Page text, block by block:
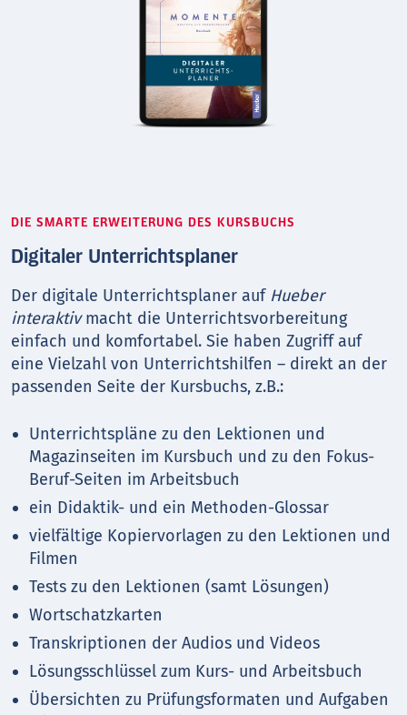
DIE SMARTE ERWEITERUNG DES KURSBUCHS
Digitaler Unterrichtsplaner
Der digitale Unterrichtsplaner auf Hueber
interaktivmacht die Unterrichtsvorbereitung
einfach und komfortabel. Sie haben Zugriff auf
eine Vielzahl von Unterrichtshilfen – direkt an der
passenden Seite der Kursbuchs, z.B.:
Unterrichtspläne zu den Lektionen und
Magazinseiten im Kursbuch und zu den Fokus-
Beruf-Seiten im Arbeitsbuch
ein Didaktik- und ein Methoden-Glossar
vielfältige Kopiervorlagen zu den Lektionen und
Filmen
Tests zu den Lektionen (samt Lösungen)
Wortschatzkarten
Transkriptionen der Audios und Videos
Lösungsschlüssel zum Kurs- und Arbeitsbuch
Übersichten zu Prüfungsformaten und Aufgaben